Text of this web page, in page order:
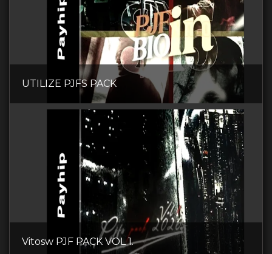
UTILIZE PJFS PACK
Vitosw PJF PACK VOL 1.